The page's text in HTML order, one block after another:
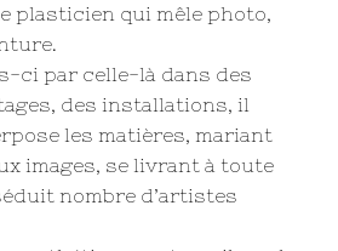
plasticien qui mêle photo,
ci par celle-là dans des
des installations, il
les matières, mariant
images, se livrant à toute
nombre d’artistes